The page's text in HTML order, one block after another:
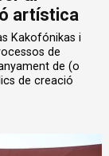
artística
Kakofónikas i
de
de (o
de creació